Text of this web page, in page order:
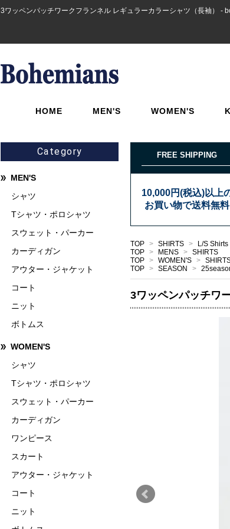
3ワッペンパッチワークフランネル レギュラーカラーシャツ（長袖） -
HOME MEN'S WOMEN'S
FREE SHIPPING
10,000円(税込)以上
お買い物で送料無料
TOP > SHIRTS >
L/S Shirts
TOP > MENS > SHIRTS
TOP > WOMEN'S >
TOP > SEASON >
3ワッペンパッチワ
Category
MEN'S
シャツ
Tシャツ・ポロシャツ
スウェット・パーカー
カーディガン
アウター・ジャケット
コート
ニット
ボトムス
WOMEN'S
シャツ
Tシャツ・ポロシャツ
スウェット・パーカー
カーディガン
ワンピース
スカート
アウター・ジャケット
コート
ニット